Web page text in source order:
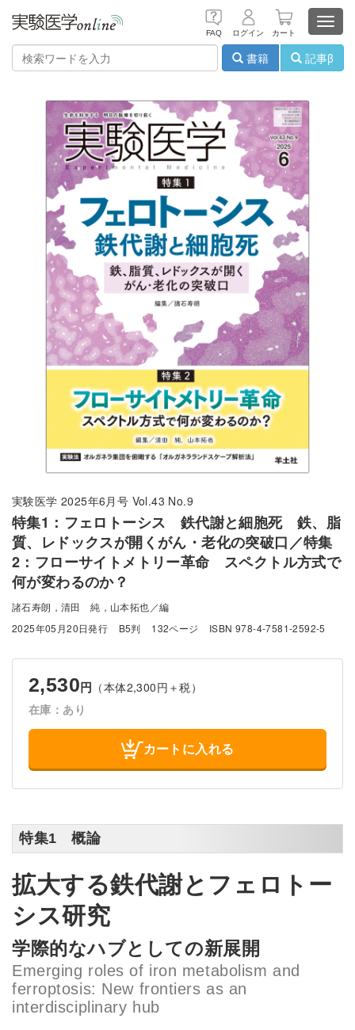
FAQ ログイン カート
書籍
記事β
実験医学 2025年6月号 Vol.43 No.9
特集1：フェロトーシス 鉄代謝と細胞死 鉄、脂
質、レドックスが開くがん・老化の突破口／特集
2：フローサイトメトリー革命 スペクトル方式で
何が変わるのか？
諸石寿朗，清田 純，山本拓也／編
2025年05月20日発行
B5判 132ページ ISBN 978-4-7581-2592-5
2,530 円
（本体2,300円＋税）
在庫：あり
カートに入れる
特集1 概論
拡大する鉄代謝とフェロトー
シス研究
学際的なハブとしての新展開
Emerging roles of iron metabolism and
ferroptosis: New frontiers as an
interdisciplinary hub